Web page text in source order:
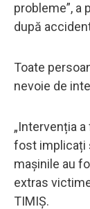
probleme”, a
după
Toate
nevoie de
„Intervenția
fost implicați
mașinile au
extras
TIMIŞ.